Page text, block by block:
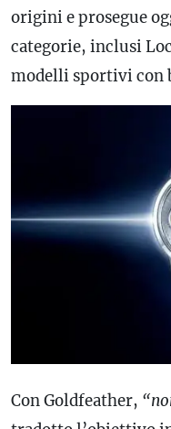
origini e prosegue
categorie, inclusi
modelli sportivi con
Con Goldfeather,